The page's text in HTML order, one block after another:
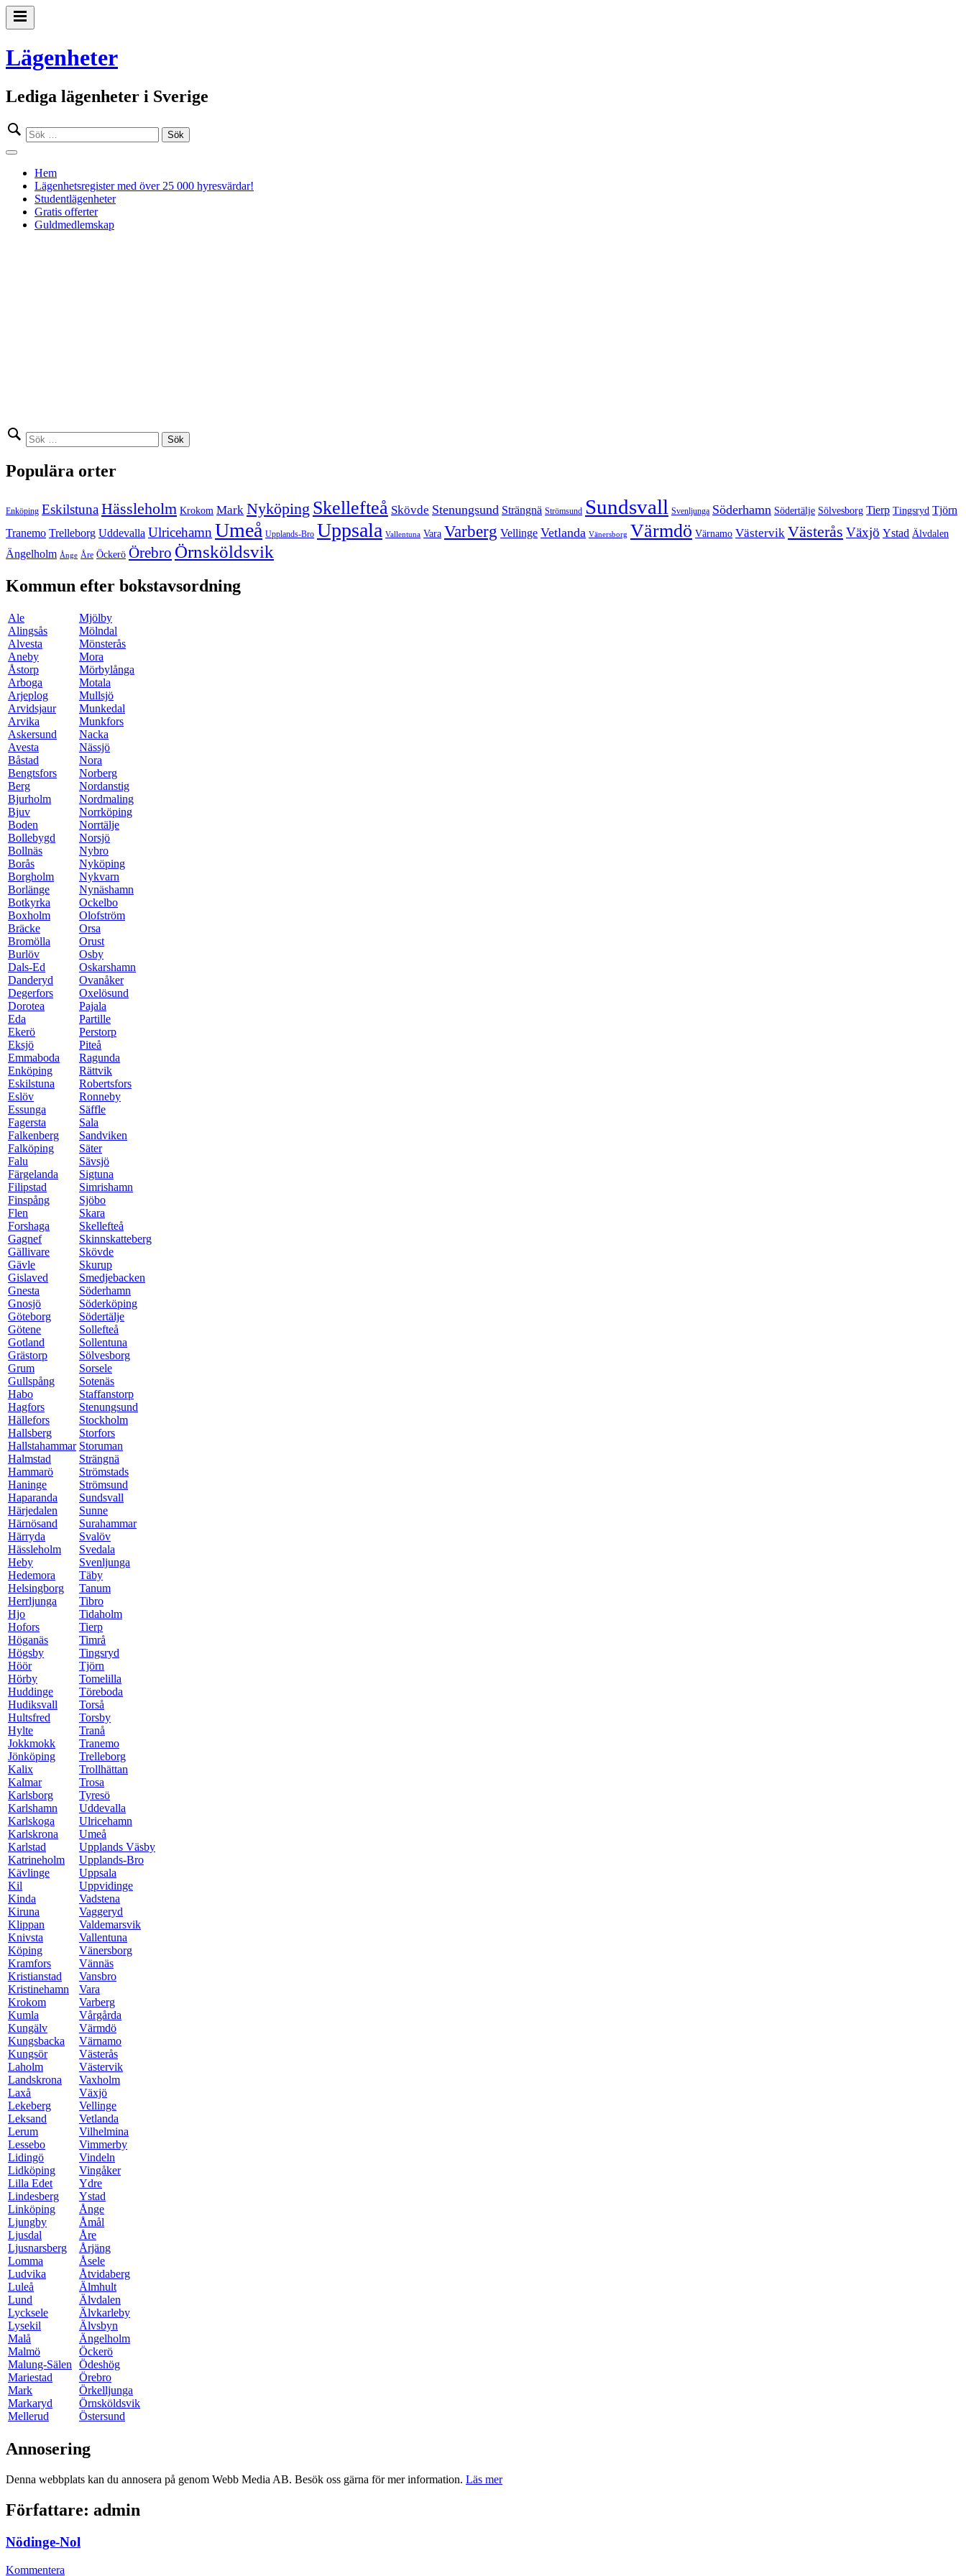
Gå
till
Primär
Lägenheter
Lediga lägenheter i Sverige
Sök
efter:
Stäng
Hem
Lägenhetsregister med över 25 000 hyresvärdar!
Studentlägenheter
Gratis offerter
Guldmedlemskap
Sök
efter:
Populära orter
Enköping EskilstunaHässleholm Krokom Mark Nyköping Skellefteå Skövde Stenungsund Strängnä Strömsund Sundsvall Svenljunga Söderhamn Södertälje Sölvesborg Tierp Tingsryd Tjörn
Tranemo Trelleborg Uddevalla Ulricehamn Umeå Upplands-Bro Uppsala Vallentuna Vara Varberg Vellinge Vetlanda Vänersborg Värmdö Värnamo Västervik Västerås Växjö Ystad Älvdalen
Ängelholm Ånge Åre Öckerö Örebro Örnsköldsvik
Kommun efter bokstavsordning
Ale
Alingsås
Alvesta
Aneby
Åstorp
Arboga
Arjeplog
Arvidsjaur
Arvika
Askersund
Avesta
Båstad
Bengtsfors
Berg
Bjurholm
Bjuv
Boden
Bollebygd
Bollnäs
Borås
Borgholm
Borlänge
Botkyrka
Boxholm
Bräcke
Bromölla
Burlöv
Dals-Ed
Danderyd
Degerfors
Dorotea
Eda
Ekerö
Eksjö
Emmaboda
Enköping
Eskilstuna
Eslöv
Essunga
Fagersta
Falkenberg
Falköping
Falu
Färgelanda
Filipstad
Finspång
Flen
Forshaga
Gagnef
Gällivare
Gävle
Gislaved
Gnesta
Gnosjö
Göteborg
Götene
Gotland
Grästorp
Grum
Gullspång
Habo
Hagfors
Hällefors
Hallsberg
Hallstahammar
Halmstad
Hammarö
Haninge
Haparanda
Härjedalen
Härnösand
Härryda
Hässleholm
Heby
Hedemora
Helsingborg
Herrljunga
Hjo
Hofors
Höganäs
Högsby
Höör
Hörby
Huddinge
Hudiksvall
Hultsfred
Hylte
Jokkmokk
Jönköping
Kalix
Kalmar
Karlsborg
Karlshamn
Karlskoga
Karlskrona
Karlstad
Katrineholm
Kävlinge
Kil
Kinda
Kiruna
Klippan
Knivsta
Köping
Kramfors
Kristianstad
Kristinehamn
Krokom
Kumla
Kungälv
Kungsbacka
Kungsör
Laholm
Landskrona
Laxå
Lekeberg
Leksand
Lerum
Lessebo
Lidingö
Lidköping
Lilla Edet
Lindesberg
Linköping
Ljungby
Ljusdal
Ljusnarsberg
Lomma
Ludvika
Luleå
Lund
Lycksele
Lysekil
Malå
Malmö
Malung-Sälen
Mariestad
Mark
Markaryd
Mellerud
Mjölby
Mölndal
Mönsterås
Mora
Mörbylånga
Motala
Mullsjö
Munkedal
Munkfors
Nacka
Nässjö
Nora
Norberg
Nordanstig
Nordmaling
Norrköping
Norrtälje
Norsjö
Nybro
Nyköping
Nykvarn
Nynäshamn
Ockelbo
Olofström
Orsa
Orust
Osby
Oskarshamn
Ovanåker
Oxelösund
Pajala
Partille
Perstorp
Piteå
Ragunda
Rättvik
Robertsfors
Ronneby
Säffle
Sala
Sandviken
Säter
Sävsjö
Sigtuna
Simrishamn
Sjöbo
Skara
Skellefteå
Skinnskatteberg
Skövde
Skurup
Smedjebacken
Söderhamn
Söderköping
Södertälje
Sollefteå
Sollentuna
Sölvesborg
Sorsele
Sotenäs
Staffanstorp
Stenungsund
Stockholm
Storfors
Storuman
Strängnä
Strömstads
Strömsund
Sundsvall
Sunne
Surahammar
Svalöv
Svedala
Svenljunga
Täby
Tanum
Tibro
Tidaholm
Tierp
Timrå
Tingsryd
Tjörn
Tomelilla
Töreboda
Torså
Torsby
Tranå
Tranemo
Trelleborg
Trollhättan
Trosa
Tyresö
Uddevalla
Ulricehamn
Umeå
Upplands Väsby
Upplands-Bro
Uppsala
Uppvidinge
Vadstena
Vaggeryd
Valdemarsvik
Vallentuna
Vänersborg
Vännäs
Vansbro
Vara
Varberg
Vårgårda
Värmdö
Värnamo
Västerås
Västervik
Vaxholm
Växjö
Vellinge
Vetlanda
Vilhelmina
Vimmerby
Vindeln
Vingåker
Ydre
Ystad
Ånge
Åmål
Åre
Årjäng
Åsele
Åtvidaberg
Älmhult
Älvdalen
Älvkarleby
Älvsbyn
Ängelholm
Öckerö
Ödeshög
Örebro
Örkelljunga
Örnsköldsvik
Östersund
Annosering
Denna webbplats kan du annosera på genom Webb Media AB. Besök oss gärna för mer information. Läs mer
Författare: admin
Nödinge-Nol
Kommentera